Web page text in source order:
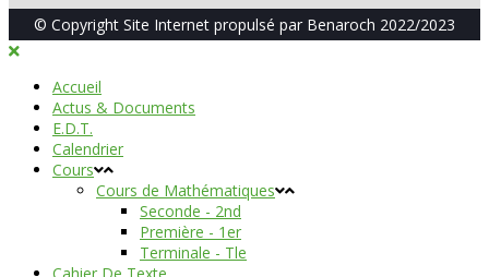
© Copyright Site Internet propulsé par Benaroch 2022/2023
Accueil
Actus & Documents
E.D.T.
Calendrier
Cours
Cours de Mathématiques
Seconde - 2nd
Première - 1er
Terminale - Tle